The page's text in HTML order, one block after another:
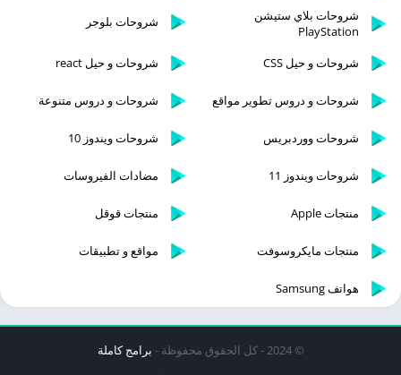
شروحات بلاي ستيشن
PlayStation
شروحات بلوجر
شروحات و حيل CSS شروحات و حيل react
شروحات و دروس تطوير مواقع شروحات و دروس متنوعة
شروحات ووردبريس شروحات ويندوز 10
شروحات ويندوز 11 مضادات الفيروسات
منتجات Apple منتجات قوقل
منتجات مايكروسوفت مواقع و تطبيقات
هواتف Samsung
© 2024 - كل الحقوق محفوظة - برامج كاملة